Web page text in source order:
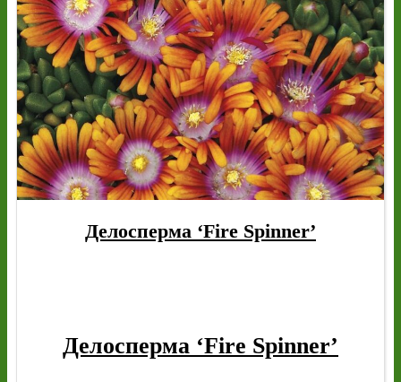
Делосперма ‘Fire Spinner’
Делосперма ‘Fire Spinner’